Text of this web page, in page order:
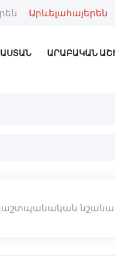
Արևելահայերեն
ԱՐԱԲԱԿԱՆ